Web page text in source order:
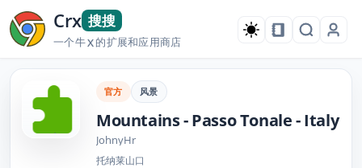
Crx 搜搜
一个牛X的扩展和应用商店
官方 风景
Mountains - Passo Tonale - Italy
JohnyHr
托纳莱山口